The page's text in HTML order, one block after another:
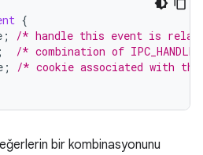
{
;
/* handle this event is
;
/* combination of
;
/* cookie associated with
bir kombinasyonunu